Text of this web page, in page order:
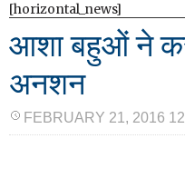
[horizontal_news]
आशा बहुओं ने
अनशन
FEBRUARY 21, 2016